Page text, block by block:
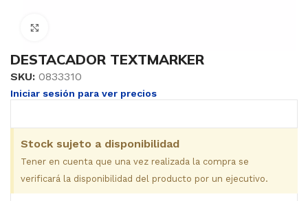
DESTACADOR TEXTMARKER
SKU: 0833310
Iniciar sesión para ver precios
Stock sujeto a disponibilidad
Tener en cuenta que una vez realizada la compra se
verificará la disponibilidad del producto por un ejecutivo.